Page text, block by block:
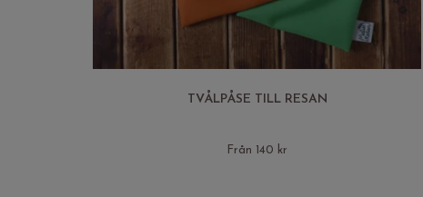
TVÅLPÅSE TILL RESAN
Från 140 kr